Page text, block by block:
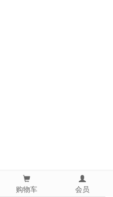
购物车 会员